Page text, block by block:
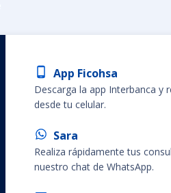
App Ficohsa
Descarga la app Interbanca y
desde tu celular.
Sara
Realiza rápidamente tus
nuestro chat de WhatsApp.